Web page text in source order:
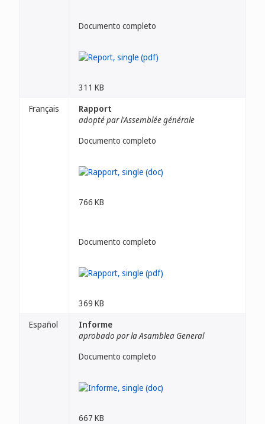
Documento completo
311 KB
Français
Rapport
adopté par l'Assemblée générale
Documento completo
766 KB
Documento completo
369 KB
Español
Informe
aprobado por la Asamblea General
Documento completo
667 KB